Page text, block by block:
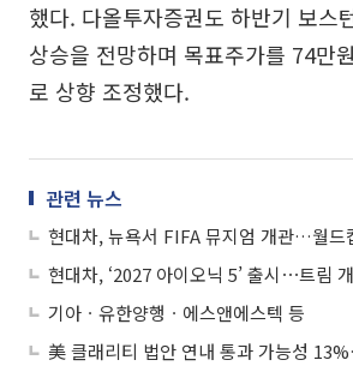
했다. 다올투자증권도 하반기 보스
상승을 전망하며 목표주가를 74만
로 상향 조정했다.
관련 뉴스
현대차, 뉴욕서 FIFA 뮤지엄 개관…월드
기아ㆍ유한양행ㆍ에스앤에스텍 등